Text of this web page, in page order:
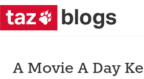
A Movie A Day